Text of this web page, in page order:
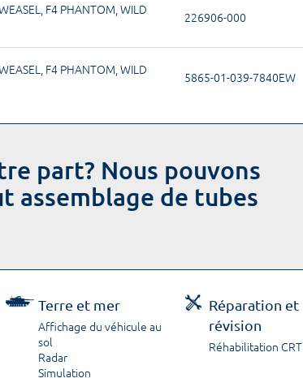
, F4 PHANTOM, WILD
226906-000
, F4 PHANTOM, WILD
5865-01-039-7840EW
part? Nous pouvons
assemblage de tubes
Terre et mer
Affichage du véhicule au
sol
Radar
Simulation
Réparation et
révision
Réhabilitation CRT